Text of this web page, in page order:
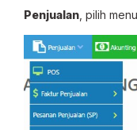
Penjualan , pilih menu